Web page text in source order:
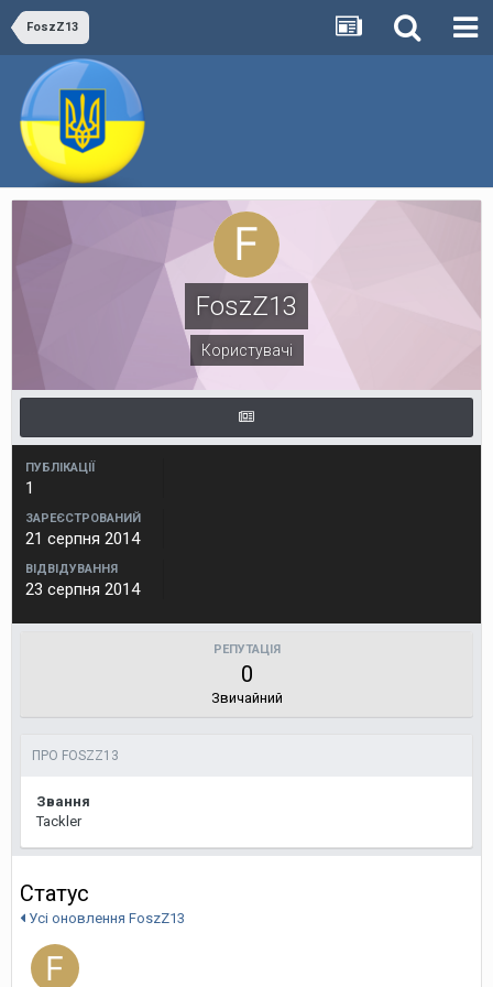
FoszZ13
FoszZ13
Користувачі
ПУБЛІКАЦІЇ
1
ЗАРЕЄСТРОВАНИЙ
21 серпня 2014
ВІДВІДУВАННЯ
23 серпня 2014
РЕПУТАЦІЯ
0
Звичайний
ПРО FOSZZ13
Звання
Tackler
Статус
Усі оновлення FoszZ13